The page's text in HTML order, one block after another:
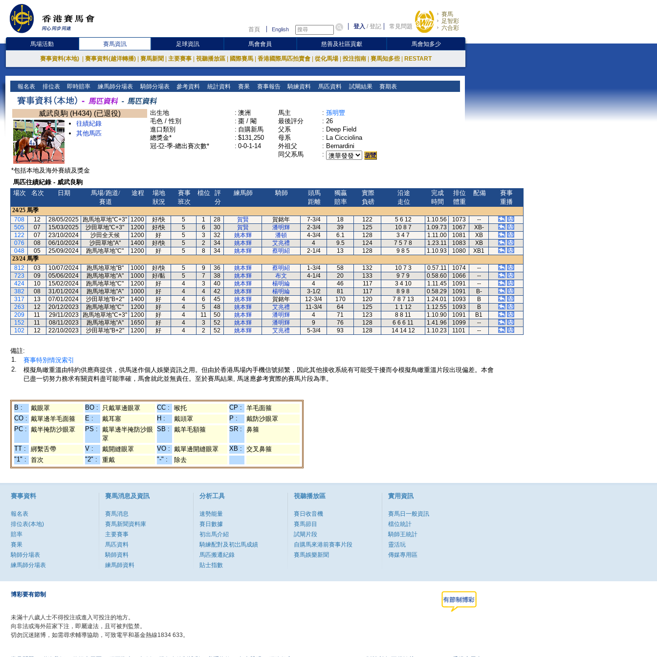
首頁 English 登入 /登記 常見問題
賽馬
足智彩
六合彩
馬場活動 賽馬資訊 足球資訊 馬會會員 慈善及社區貢獻 馬會知多少
賽事資料(本地) 賽事資料(越洋轉播) 賽馬新聞 主要賽事 視聽播放區 國際賽馬 香港國際馬匹拍賣會 從化馬場 投注指南 賽馬知多些 RESTART
報名表 排位表 即時賠率 練馬師分場表 騎師分場表 參考資料 統計資料 賽果 賽事報告 騎練資料 馬匹資料 試閘結果 賽期表
威武良駒 (H434) (已退役)
往績紀錄
其他馬匹
出生地 : 澳洲
毛色 / 性別
: 棗 / 閹
進口類別
: 自購新馬
總獎金*
: $131,250
冠-亞-季-總出賽次數*
: 0-0-1-14
馬主 : 孫明豐
最後評分
: 26
父系
: Deep Field
母系
: La Cicciolina
外祖父
: Bernardini
同父系馬
:
*包括本地及海外賽績及獎金
馬匹往績紀錄 - 威武良駒
場次
名次 日期
馬場/跑道/
賽道
途程
場地
狀況
賽事
班次
檔位
評
分
練馬師 騎師
頭馬
距離
獨贏
賠率
實際
負磅
沿途
走位
完成
時間
排位
體重
配備
賽事
重播
24/25 馬季
708
12 28/05/2025 跑馬地草地"C+3" 1200 好/快 5 1 28 賀賢 賀銘年 7-3/4 18 122 5 6 12 1.10.56 1073
--
505
07 15/03/2025 沙田草地"C+3" 1200 好/快 5 6 30 賀賢 潘明輝 2-3/4 39 125 10 8 7 1.09.73 1067
XB-
122
07 23/10/2024 沙田全天候 1200 好 5 3 32 姚本輝 潘頓 4-3/4 6.1 128 3 4 7 1.11.00 1081
XB
076
08 06/10/2024 沙田草地"A" 1400 好/快 5 2 34 姚本輝 艾兆禮 4 9.5 124 7 5 7 8 1.23.11 1083
XB
048
05 25/09/2024 跑馬地草地"C" 1200 好 5 8 34 姚本輝 蔡明紹 2-1/4 13 128 9 8 5 1.10.93 1080
XB1
23/24 馬季
812
03 10/07/2024 跑馬地草地"B" 1000 好/快 5 9 36 姚本輝 蔡明紹 1-3/4 58 132 10 7 3 0.57.11 1074
--
723
09 05/06/2024 跑馬地草地"A" 1000 好/黏 5 7 38 姚本輝 布文 4-1/4 20 133 9 7 9 0.58.60 1066
--
424
10 15/02/2024 跑馬地草地"C" 1200 好 4 3 40 姚本輝 楊明綸 4 46 117 3 4 10 1.11.45 1091
--
382
08 31/01/2024 跑馬地草地"A" 1000 好 4 4 42 姚本輝 楊明綸 3-1/2 81 117 8 9 8 0.58.29 1091
B-
317
13 07/01/2024 沙田草地"B+2" 1400 好 4 6 45 姚本輝 賀銘年 12-3/4 170 120 7 8 7 13 1.24.01 1093
B
263
12 20/12/2023 跑馬地草地"C" 1200 好 4 5 48 姚本輝 艾兆禮 11-3/4 64 125 1 1 12 1.12.55 1093
B
209
11 29/11/2023 跑馬地草地"C+3" 1200 好 4 11 50 姚本輝 潘明輝 4 71 123 8 8 11 1.10.90 1091
B1
152
11 08/11/2023 跑馬地草地"A" 1650 好 4 3 52 姚本輝 潘明輝 9 76 128 6 6 6 11 1.41.96 1099
--
102
12 22/10/2023 沙田草地"B+2" 1200 好 4 2 52 姚本輝 艾兆禮 5-3/4 93 128 14 14 12 1.10.23 1101 --
備註:
1.
賽事特別情況索引
2.
模擬鳥瞰重溫由特約供應商提供，供馬迷作個人娛樂資訊之用。但由於香港馬場內手機信號頻繁，因此其他接收系統有可能受干擾而令模擬鳥瞰重溫片段出現偏差。本會
已盡一切努力務求有關資料盡可能準確，馬會就此並無責任。至於賽馬結果, 馬迷應參考實際的賽馬片段為準。
B : 戴眼罩 BO : 只戴單邊眼罩 CC : 喉托 CP :
羊毛面箍
CO : 戴單邊羊毛面箍 E : 戴耳塞 H : 戴頭罩 P :
戴防沙眼罩
PC : 戴半掩防沙眼罩 PS :
戴單邊半掩防沙眼
罩
SB : 戴羊毛額箍 SR : 鼻箍
TT : 綁繫舌帶 V : 戴開縫眼罩 VO : 戴單邊開縫眼罩 XB :
交叉鼻箍
"1" :
首次 "2" : 重戴 "-" : 除去
賽事資料
報名表
排位表(本地)
賠率
賽果
騎師分場表
練馬師分場表
賽馬消息及資訊
賽馬消息
賽馬新聞資料庫
主要賽事
馬匹資料
騎師資料
練馬師資料
分析工具
速勢能量
賽日數據
初出馬介紹
騎練配對及初岀馬成績
馬匹搬遷紀錄
貼士指數
視聽播放區
賽日收音機
賽馬節目
試閘片段
自購馬來港前賽事片段
賽馬娛樂新聞
實用資訊
賽馬日一般資訊
檔位統計
騎師王統計
靈活玩
傳媒專用區
博彩要有節制
未滿十八歲人士不得投注或進入可投注的地方。
向非法或海外莊家下注，即屬違法，且可被判監禁。
切勿沉迷賭博，如需尋求輔導協助，可致電平和基金熱線1834 633。